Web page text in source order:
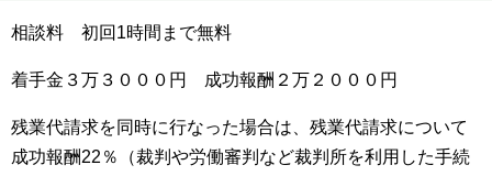
相談料 初回1時間まで無料
着手金３万３０００円 成功報酬２万２０００円
残業代請求を同時に行なった場合は、残業代請求について
成功報酬22％（裁判や労働審判など裁判所を利用した手続